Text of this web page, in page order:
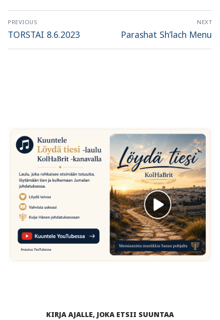
Artikkelien
selaus
PREVIOUS
Previous
TORSTAI 8.6.2023
NEXT
Next
Parashat Sh’lach Menu
KIRJA AJALLE, JOKA ETSII SUUNTAA